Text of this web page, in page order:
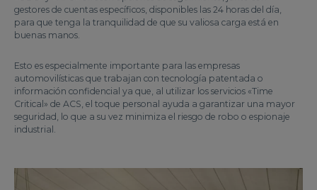
gestores de cuentas específicos, disponibles las 24 horas del día,
para que tenga la tranquilidad de que su valiosa carga está en
buenas manos.
Esto es especialmente importante para las empresas
automovilísticas que trabajan con tecnología patentada o
información confidencial ya que, al utilizar los servicios «Time
Critical» de ACS, el toque personal ayuda a garantizar una mayor
seguridad, lo que a su vez minimiza el riesgo de robo o espionaje
industrial.